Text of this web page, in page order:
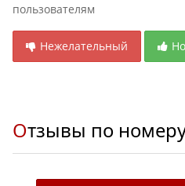
пользователям
Нежелательный
Отзывы по